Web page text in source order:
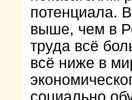
потенциала.
выше, чем в
труда всё
всё ниже в
социально